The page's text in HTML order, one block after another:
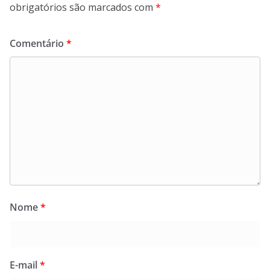
obrigatórios são marcados com *
Comentário *
Nome*
E-mail*